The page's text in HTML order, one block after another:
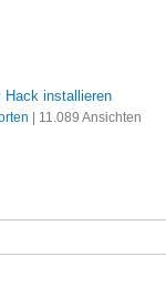
Hack installieren
| 11.089 Ansichten